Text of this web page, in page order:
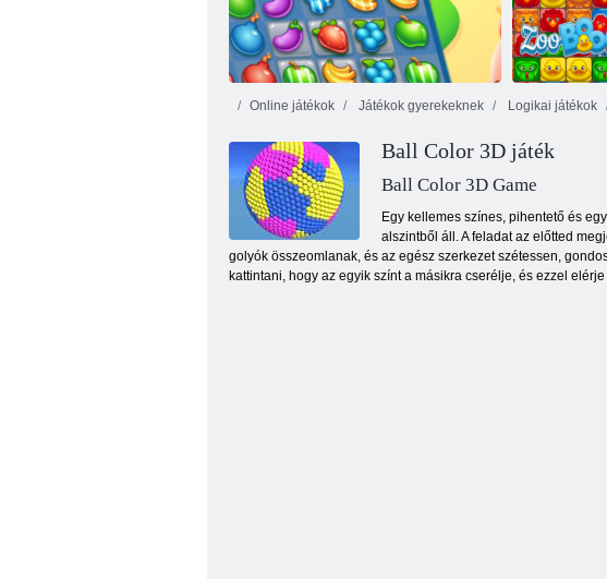
Végtelen Bubbles
Fruya összetörés
10x10
mérkőzés
Online játékok Játékok gyerekeknek Logikai játékok
Ball Color 3D játék
Ball Color 3D Game
Egy kellemes színes, pihentető és
alszintből áll. A feladat az előtted
golyók összeomlanak, és az egész szerkezet szétessen,
kattintani, hogy az egyik színt a másikra cserélje, és ezzel